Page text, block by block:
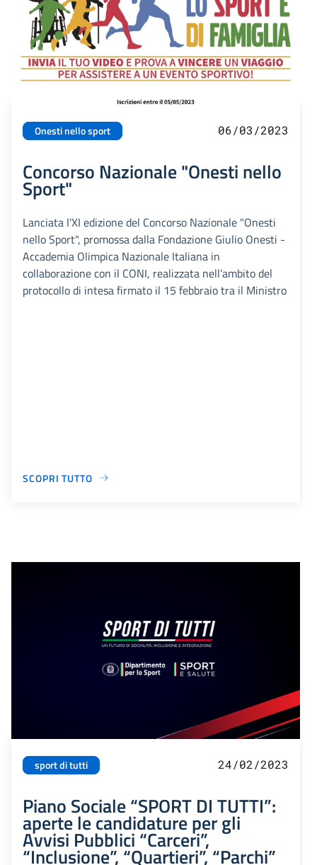
Onesti nello sport 06/03/2023
Concorso Nazionale "Onesti nello
Sport"
Lanciata l'XI edizione del Concorso Nazionale "Onesti
nello Sport", promossa dalla Fondazione Giulio Onesti -
Accademia Olimpica Nazionale Italiana in
collaborazione con il CONI, realizzata nell’ambito del
protocollo di intesa firmato il 15 febbraio tra il Ministro
SCOPRI TUTTO
sport di tutti 24/02/2023
Piano Sociale “SPORT DI TUTTI”:
aperte le candidature per gli
Avvisi Pubblici “Carceri”,
“Inclusione”, “Quartieri”, “Parchi”